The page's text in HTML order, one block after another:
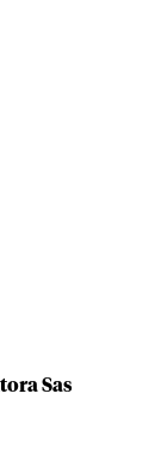
Sas